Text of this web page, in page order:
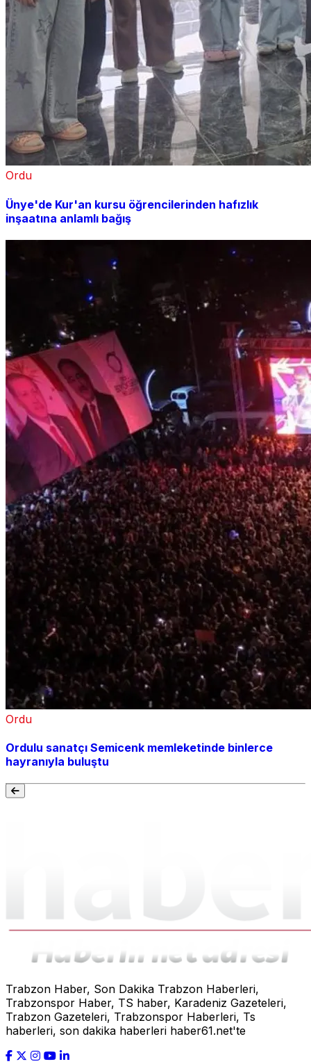
Ordu
Ünye'de Kur'an kursu öğrencilerinden hafızlık
inşaatına anlamlı bağış
Ordu
Ordulu sanatçı Semicenk memleketinde binlerce
hayranıyla buluştu
Trabzon Haber, Son Dakika Trabzon Haberleri,
Trabzonspor Haber, TS haber, Karadeniz Gazeteleri,
Trabzon Gazeteleri, Trabzonspor Haberleri, Ts
haberleri, son dakika haberleri haber61.net'te